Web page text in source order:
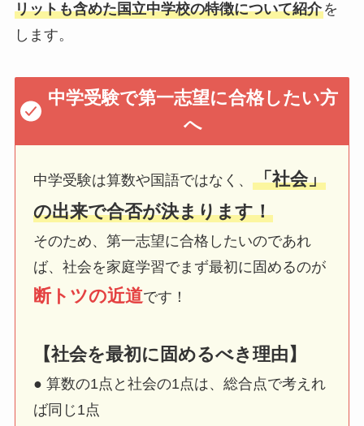
リットも含めた国立中学校の特徴について紹介を
します。
中学受験で第一志望に合格したい方
へ
中学受験は算数や国語ではなく、「社会」
の出来で合否が決まります！
そのため、第一志望に合格したいのであれ
ば、社会を家庭学習でまず最初に固めるのが
断トツの近道です！
【社会を最初に固めるべき理由】
● 算数の1点と社会の1点は、総合点で考えれ
ば同じ1点